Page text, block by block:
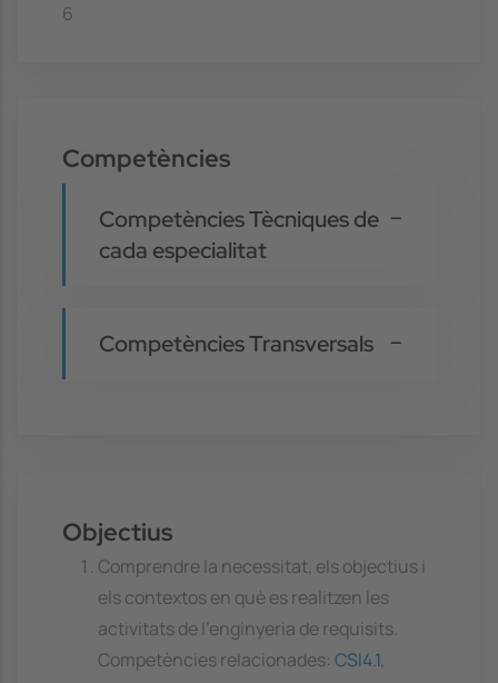
6
Competències
Competències Tècniques de
cada especialitat
Competències Transversals
Objectius
Comprendre la necessitat, els objectius i
els contextos en què es realitzen les
activitats de l'enginyeria de requisits.
Competències relacionades: CSI4.1,